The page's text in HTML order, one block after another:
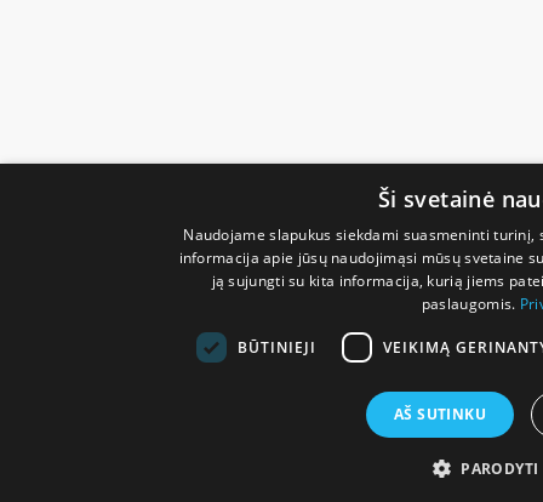
Ši svetainė
Naudojame slapukus siekdami suasmeninti
informacija apie jūsų naudojimąsi mūsų svetaine
ją sujungti su kita informacija, kurią jiems
paslaugomis.
BŪTINIEJI VEIKIMĄ
AŠ SUTINKU